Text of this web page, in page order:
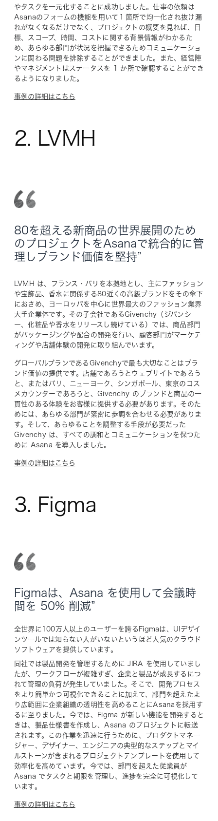
やタスクを一元化することに成功しました。仕事の依頼は
Asanaのフォームの機能を用いて１箇所で均一化され抜け漏
れがなくなるだけでなく、プロジェクトの概要を見れば、目
標、スコープ、時間、コストに関する背景情報がわかるた
め、あらゆる部門が状況を把握できるためコミュニケーショ
ンに関わる問題を排除することができました。また、経営陣
やマネジメントはステータスを 1 か所で確認することができ
るようになりました。
事例の詳細はこちら
2. LVMH
80を超える新商品の世界展開のため
のプロジェクトをAsanaで統合的に管
理しブランド価値を堅持”
LVMH は、フランス・パリを本拠地とし、主にファッション
や宝飾品、香水に関係する80近くの高級ブランドをその傘下
におさめ、ヨーロッパを中心に世界最大のファッション業界
大手企業体です。その子会社であるGivenchy（ジバンシ
ー、化粧品や香水をリリースし続けている）では、商品部門
がパッケージングや配合の開発を行い、顧客部門がマーケテ
ィングや店舗体験の開発に取り組んでいます。
グローバルブランであるGivenchyで最も大切なことはブラ
ンド価値の提供です。店舗であろうとウェブサイトであろう
と、またはパリ、ニューヨーク、シンガポール、東京のコス
メカウンターであろうと、Givenchy のブランドと商品の一
貫性のある体験をお客様に提供する必要があります。そのた
めには、あらゆる部門が緊密に歩調を合わせる必要がありま
す。そして、あらゆることを調整する手段が必要だった
Givenchy は、すべての調和とコミュニケーションを保つた
めに Asana を導入しました。
事例の詳細はこちら
3. Figma
Figmaは、Asana を使用して会議時
間を 50% 削減”
全世界に100万人以上のユーザーを誇るFigmaは、UIデザイ
ンツールでは知らない人がいないというほど人気のクラウド
ソフトウェアを提供しています。
同社では製品開発を管理するために JIRA を使用していまし
たが、ワークフローが複雑すぎ、企業と製品が成長するにつ
れて管理の負荷が発生していました。そこで、開発プロセス
をより簡単かつ可視化できることに加えて、部門を超えたよ
り広範囲に企業組織の透明性を高めることにAsanaを採用す
るに至りました。今では、Figma が新しい機能を開発すると
きは、製品仕様書を作成し、Asana のプロジェクトに転送
されます。この作業を迅速に行うために、プロダクトマネー
ジャー、デザイナー、エンジニアの典型的なステップとマイ
ルストーンが含まれるプロジェクトテンプレートを使用して
効率化を高めています。今では、部門を超えた従業員が
Asana でタスクと期限を管理し、進捗を完全に可視化して
います。
事例の詳細はこちら